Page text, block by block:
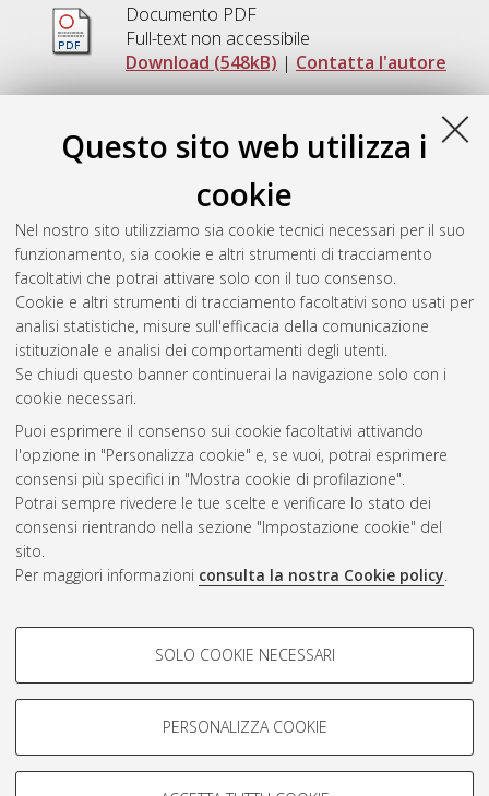
Questo sito web utilizza i
cookie
Nel nostro sito utilizziamo sia cookie tecnici necessari per il suo
funzionamento, sia cookie e altri strumenti di tracciamento
facoltativi che potrai attivare solo con il tuo consenso.
Cookie e altri strumenti di tracciamento facoltativi sono usati per
analisi statistiche, misure sull'efficacia della comunicazione
istituzionale e analisi dei comportamenti degli utenti.
Se chiudi questo banner continuerai la navigazione solo con i
cookie necessari.
Puoi esprimere il consenso sui cookie facoltativi attivando
l'opzione in "Personalizza cookie" e, se vuoi, potrai esprimere
consensi più specifici in "Mostra cookie di profilazione".
Potrai sempre rivedere le tue scelte e verificare lo stato dei
consensi rientrando nella sezione "Impostazione cookie" del
sito.
Per maggiori informazioni consulta la nostra Cookie policy.
COOKIE DI PROFILAZIONE -
Si tratta di cookie utilizzati per analizzare le caratteristiche della
navigazione degli utenti, creare profili in base al loro comportamento
Mostra cookie di profilazione
SOLO COOKIE NECESSARI
PERSONALIZZA COOKIE
Documento PDF
Full-text non accessibile
Download (548kB) | Contatta l'autore
Download (842kB)
| Anteprima
Abstract
Altri metadati
Gestione del documento:
Atom
Rss 1.0
Rss 2.0
AMS Laurea
Impostazioni Cookie
Informativa sulla privacy
Condizioni d’uso del sito